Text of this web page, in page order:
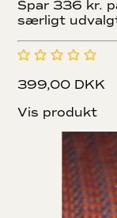
Spar 336 kr.
særligt
399,00 DKK
Vis produkt